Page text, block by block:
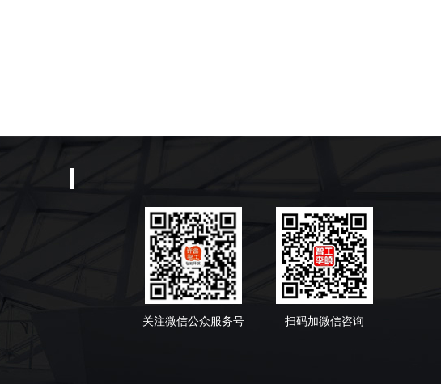
关注微信公众服务号 扫码加微信咨询